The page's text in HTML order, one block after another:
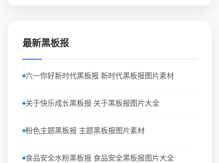
最新黑板报
六一你好新时代黑板报 新时代黑板报图片素材
关于快乐成长黑板报 关于黑板报图片大全
粉色主题黑板报 主题黑板报图片素材
食品安全水粉黑板报 食品安全黑板报图片大全